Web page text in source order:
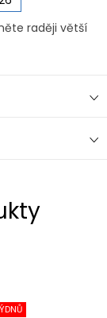
raději větší